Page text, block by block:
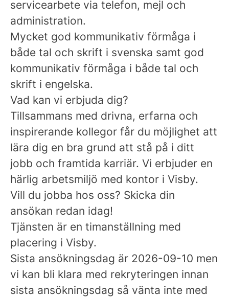
servicearbete via telefon, mejl och
administration.
Mycket god kommunikativ förmåga i
både tal och skrift i svenska samt god
kommunikativ förmåga i både tal och
skrift i engelska.
Vad kan vi erbjuda dig?
Tillsammans med drivna, erfarna och
inspirerande kollegor får du möjlighet att
lära dig en bra grund att stå på i ditt
jobb och framtida karriär. Vi erbjuder en
härlig arbetsmiljö med kontor i Visby.
Vill du jobba hos oss? Skicka din
ansökan redan idag!
Tjänsten är en timanställning med
placering i Visby.
Sista ansökningsdag är 2026-09-10 men
vi kan bli klara med rekryteringen innan
sista ansökningsdag så vänta inte med